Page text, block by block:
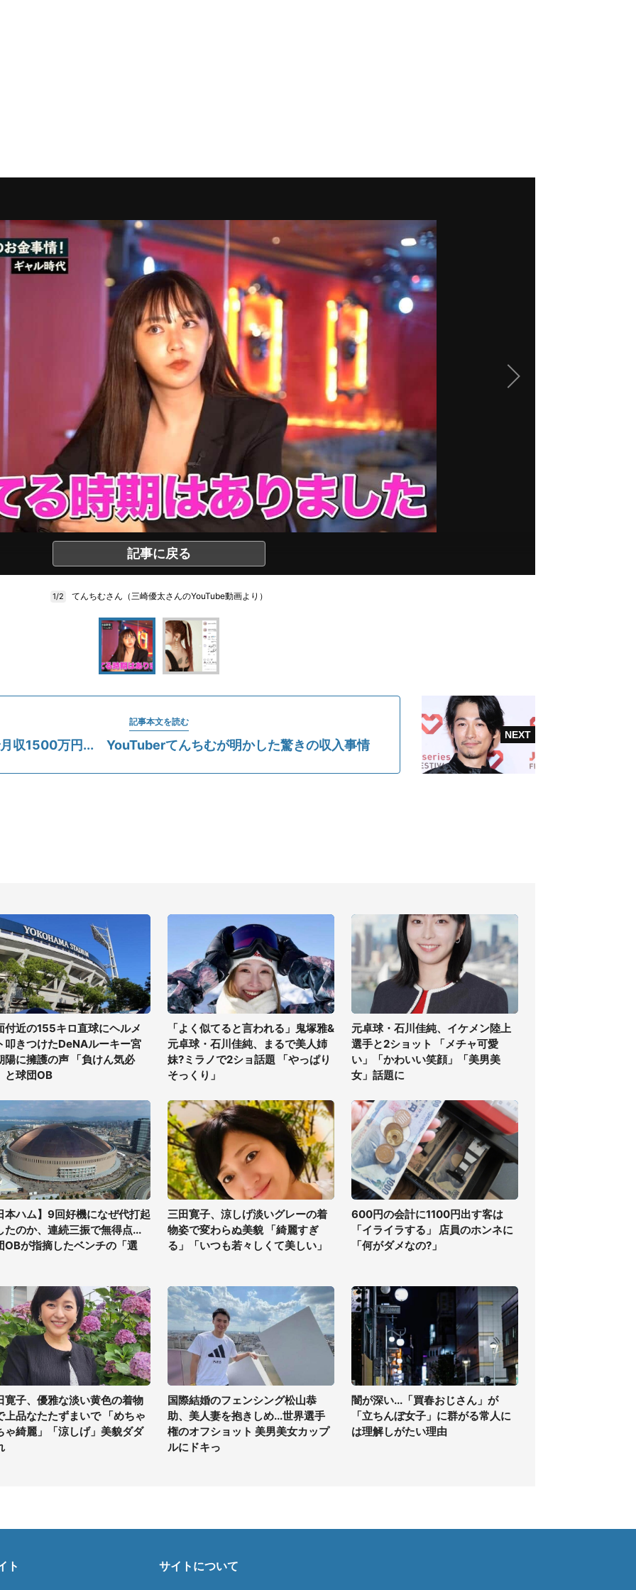
記事に戻る
1/2 てんちむさん（三崎優太さんのYouTube動画より）
記事本文を読む
収1500万円... YouTuberてんちむが明かした驚きの収入事情
付近の155キロ直球にヘルメ
叩きつけたDeNAルーキー宮
陽に擁護の声 「負けん気必
と球団OB
「よく似てると言われる」鬼塚雅&
元卓球・石川佳純、まるで美人姉
妹?ミラノで2ショ話題 「やっぱり
そっくり」
元卓球・石川佳純、イケメン陸上
選手と2ショット 「メチャ可愛
い」「かわいい笑顔」「美男美
女」話題に
本ハム】9回好機になぜ代打起
たのか、連続三振で無得点...
OBが指摘したベンチの「選
三田寛子、涼しげ淡いグレーの着
物姿で変わらぬ美貌 「綺麗すぎ
る」「いつも若々しくて美しい」
600円の会計に1100円出す客は
「イライラする」 店員のホンネに
「何がダメなの?」
寛子、優雅な淡い黄色の着物
上品なたたずまいで 「めちゃ
ゃ綺麗」「涼しげ」美貌ダダ
国際結婚のフェンシング松山恭
助、美人妻を抱きしめ...世界選手
権のオフショット 美男美女カップ
ルにドキっ
闇が深い...「買春おじさん」が
「立ちんぼ女子」に群がる常人に
は理解しがたい理由
ト サイトについて